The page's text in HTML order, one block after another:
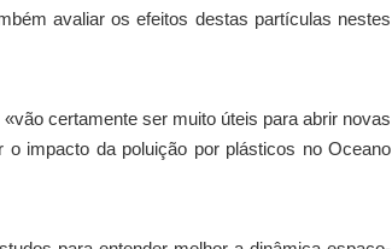
avaliar os efeitos destas partículas nestes
certamente ser muito úteis para abrir novas
impacto da poluição por plásticos no Oceano